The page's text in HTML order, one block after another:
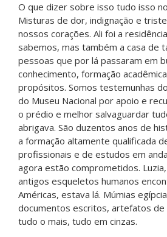
O que dizer sobre isso tudo isso
Misturas de dor, indignação e
nossos corações. Ali foi a
sabemos, mas também a casa de
pessoas que por lá passaram em
conhecimento, formação
propósitos. Somos testemunhas
do Museu Nacional por apoio e
o prédio e melhor salvaguardar
abrigava. São duzentos anos de
a formação altamente qualificada
profissionais e de estudos em
agora estão comprometidos.
antigos esqueletos humanos
Américas, estava lá. Múmias
documentos escritos, artefatos de
tudo o mais, tudo em cinzas.